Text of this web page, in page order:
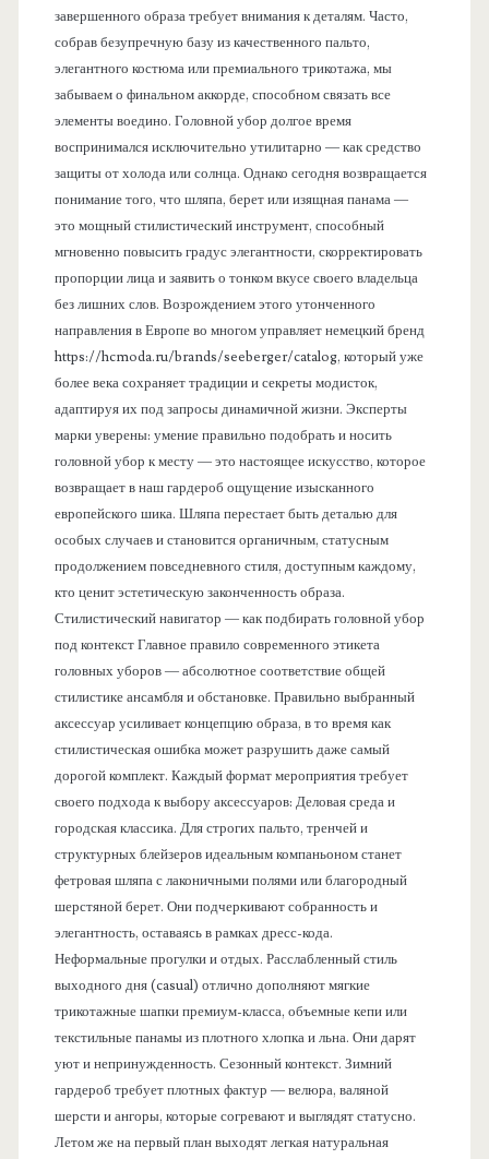
завершенного образа требует внимания к деталям. Часто,
собрав безупречную базу из качественного пальто,
элегантного костюма или премиального трикотажа, мы
забываем о финальном аккорде, способном связать все
элементы воедино. Головной убор долгое время
воспринимался исключительно утилитарно — как средство
защиты от холода или солнца. Однако сегодня возвращается
понимание того, что шляпа, берет или изящная панама —
это мощный стилистический инструмент, способный
мгновенно повысить градус элегантности, скорректировать
пропорции лица и заявить о тонком вкусе своего владельца
без лишних слов. Возрождением этого утонченного
направления в Европе во многом управляет немецкий бренд
https://hcmoda.ru/brands/seeberger/catalog, который уже
более века сохраняет традиции и секреты модисток,
адаптируя их под запросы динамичной жизни. Эксперты
марки уверены: умение правильно подобрать и носить
головной убор к месту — это настоящее искусство, которое
возвращает в наш гардероб ощущение изысканного
европейского шика. Шляпа перестает быть деталью для
особых случаев и становится органичным, статусным
продолжением повседневного стиля, доступным каждому,
кто ценит эстетическую законченность образа.
Стилистический навигатор — как подбирать головной убор
под контекст Главное правило современного этикета
головных уборов — абсолютное соответствие общей
стилистике ансамбля и обстановке. Правильно выбранный
аксессуар усиливает концепцию образа, в то время как
стилистическая ошибка может разрушить даже самый
дорогой комплект. Каждый формат мероприятия требует
своего подхода к выбору аксессуаров: Деловая среда и
городская классика. Для строгих пальто, тренчей и
структурных блейзеров идеальным компаньоном станет
фетровая шляпа с лаконичными полями или благородный
шерстяной берет. Они подчеркивают собранность и
элегантность, оставаясь в рамках дресс-кода.
Неформальные прогулки и отдых. Расслабленный стиль
выходного дня (casual) отлично дополняют мягкие
трикотажные шапки премиум-класса, объемные кепи или
текстильные панамы из плотного хлопка и льна. Они дарят
уют и непринужденность. Сезонный контекст. Зимний
гардероб требует плотных фактур — велюра, валяной
шерсти и ангоры, которые согревают и выглядят статусно.
Летом же на первый план выходят легкая натуральная